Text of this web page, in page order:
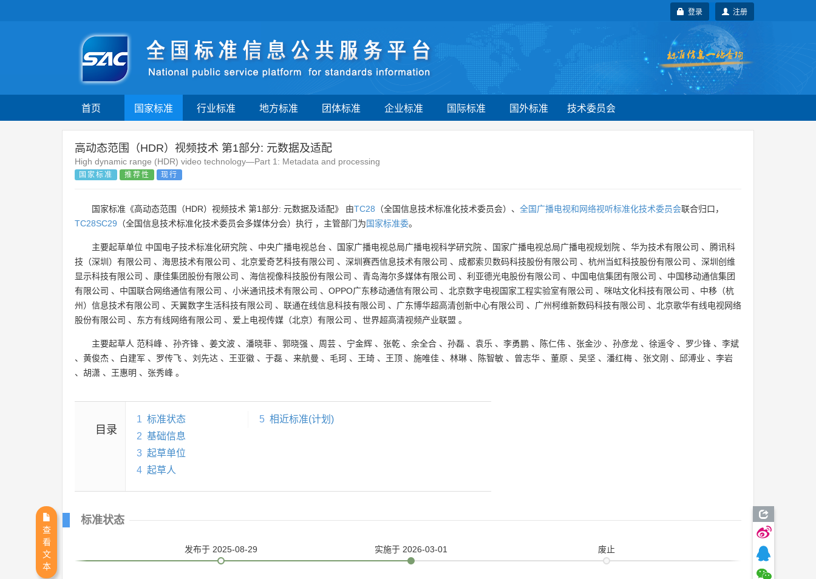
注册
登录
首页 国家标准 行业标准 地方标准 团体标准 企业标准 国际标准 国外标准 技术委员会
高动态范围（HDR）视频技术 第1部分: 元数据及适配
High dynamic range (HDR) video technology—Part 1: Metadata and processing
国家标准 推荐性 现行
国家标准《高动态范围（HDR）视频技术 第1部分: 元数据及适配》 由TC28 （全国信息技术标准化技术委员会）、 全国广播电视和网络视听标准化技术委员会联合归口，
TC28SC29 （全国信息技术标准化技术委员会多媒体分会）执行 ，主管部门为国家标准委。
主要起草单位 中国电子技术标准化研究院 、 中央广播电视总台 、 国家广播电视总局广播电视科学研究院 、 国家广播电视总局广播电视规划院 、 华为技术有限公司 、
腾讯科
技（深圳）有限公司 、 海思技术有限公司 、 北京爱奇艺科技有限公司 、 深圳赛西信息技术有限公司 、 成都索贝数码科技股份有限公司 、 杭州当虹科技股份有限公司 、 深圳创维
显示科技有限公司 、 康佳集团股份有限公司 、 海信视像科技股份有限公司 、 青岛海尔多媒体有限公司 、 利亚德光电股份有限公司 、 中国电信集团有限公司 、 中国移动通信集团
有限公司 、 中国联合网络通信有限公司 、 小米通讯技术有限公司 、 OPPO广东移动通信有限公司 、 北京数字电视国家工程实验室有限公司 、 咪咕文化科技有限公司 、 中移（杭
州）信息技术有限公司 、 天翼数字生活科技有限公司 、 联通在线信息科技有限公司 、 广东博华超高清创新中心有限公司 、 广州柯维新数码科技有限公司 、 北京歌华有线电视网络
股份有限公司 、 东方有线网络有限公司 、 爱上电视传媒（北京）有限公司 、 世界超高清视频产业联盟 。
主要起草人 范科峰 、 孙齐锋 、 姜文波 、 潘晓菲 、 郭晓强 、 周芸 、 宁金辉 、 张乾 、 余全合 、 孙磊 、 袁乐 、 李勇鹏 、 陈仁伟 、 张金沙 、 孙彦龙 、 徐遥令 、 罗少锋 、 李斌
、 黄俊杰 、 白建军 、 罗传飞 、 刘先达 、 王亚徽 、 于磊 、 来航曼 、 毛珂 、 王琦 、 王顶 、 施唯佳 、 林琳 、 陈智敏 、 曾志华 、 董原 、 吴坚 、 潘红梅 、 张文刚 、 邱溥业 、 李岩
、 胡潇 、 王惠明 、 张秀峰 。
目录
1 标准状态
2 基础信息
3 起草单位
4 起草人
5 相近标准(计划)
标准状态
发布于 2025-08-29 实施于 2026-03-01 废止
查
看
文
本